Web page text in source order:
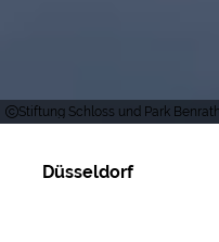
Stiftung Schloss und Park
Düsseldorf